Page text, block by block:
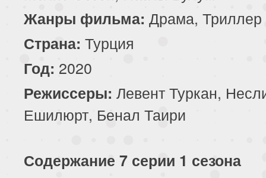
101 серия
102 серия 103 серия
105 серия
106 серия
109 серия
113 серия
114 серия 115 серия
121 серия
122 серия 123 серия
Жанры фильма: Драма, Триллер
Страна: Турция
Год: 2020
Режиссеры: Левент Туркан,
Ешилюрт, Бенал Таири
Содержание 7 серии 1 сезона